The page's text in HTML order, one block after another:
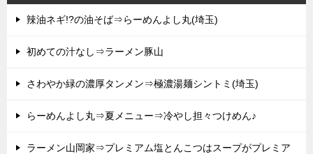
辣油ネギ!?の油そば⇒らーめんよし丸(埼玉)
初めての汁なし⇒ラーメン豚山
さわやか緑の濃厚タンメン⇒極濃湯麺シントミ(埼玉)
らーめんよし丸⇒夏メニュー⇒冷やし担々つけめん♪
ラーメン山岡家⇒プレミアム塩とんこつはスープがプレミア